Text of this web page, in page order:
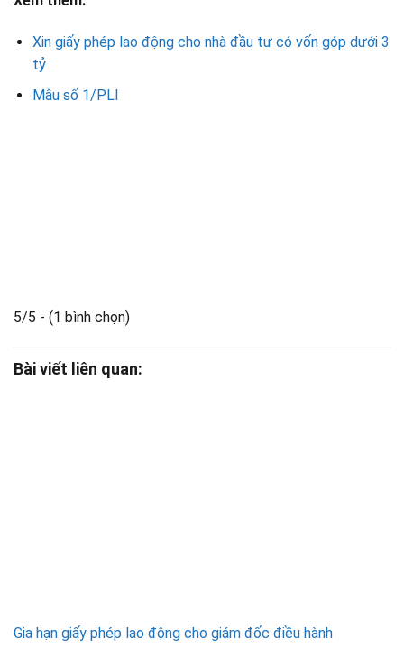
Xin giấy phép lao động cho nhà đầu tư có vốn góp dưới 3
tỷ
Mẫu số 1/PLI
5/5 - (1 bình chọn)
Bài viết liên quan:
Gia hạn giấy phép lao động cho giám đốc điều hành